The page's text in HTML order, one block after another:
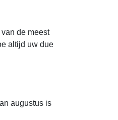
de meest
altijd uw due
augustus is